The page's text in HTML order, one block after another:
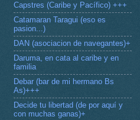
Capstres (Caribe y Pacífico) +++
Catamaran Taragui (eso es
pasion...)
DAN (asociacion de navegantes)+
Daruma, en cata al caribe y en
familia
Debar (bar de mi hermano Bs
As)+++
Decide tu libertad (de por aquí y
con muchas ganas)+